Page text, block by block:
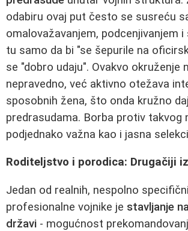
odabiru ovaj put često se susreću
omalovažavanjem, podcenjivanjem
tu samo da bi "se šepurile na
se "dobro udaju". Ovakvo okruženje
nepravedno, već aktivno otežava
sposobnih žena, što onda kružno
predrasudama. Borba protiv takvog
podjednako važna kao i jasna
Roditeljstvo i porodica: Drugačiji
Jedan od realnih, nespolno
profesionalne vojnike je stavljanje
državi - mogućnost